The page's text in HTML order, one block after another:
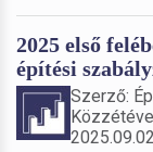
2025 első
építési
Szerző: